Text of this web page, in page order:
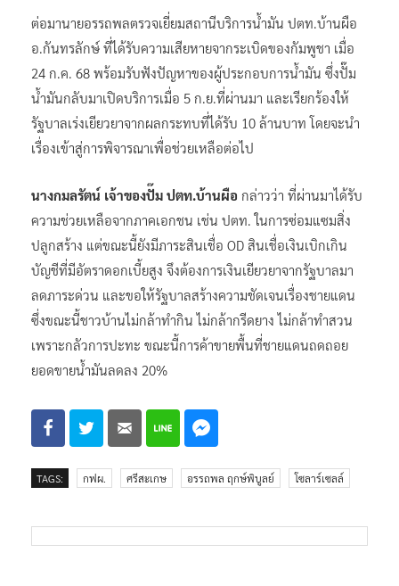
ต่อมานายอรรถพลตรวจเยี่ยมสถานีบริการน้ำมัน ปตท.บ้านผือ
อ.กันทรลักษ์ ที่ได้รับความเสียหายจากระเบิดของกัมพูชา เมื่อ
24 ก.ค. 68 พร้อมรับฟังปัญหาของผู้ประกอบการน้ำมัน ซึ่งปั๊ม
น้ำมันกลับมาเปิดบริการเมื่อ 5 ก.ย.ที่ผ่านมา และเรียกร้องให้
รัฐบาลเร่งเยียวยาจากผลกระทบที่ได้รับ 10 ล้านบาท โดยจะนำ
เรื่องเข้าสู่การพิจารณาเพื่อช่วยเหลือต่อไป
นางกมลรัตน์ เจ้าของปั๊ม ปตท.บ้านผือ กล่าวว่า ​ที่ผ่านมาได้รับ
ความช่วยเหลือจากภาคเอกชน เช่น ปตท. ในการซ่อมแซมสิ่ง
ปลูกสร้าง​ แต่ขณะนี้ยังมีภาระสินเชื่อ OD สินเชื่อเงินเบิกเกิน
บัญชีที่มีอัตราดอกเบี้ยสูง ​จึงต้องการเงินเยียวยาจากรัฐบาลมา
ลดภาระด่วน​ และขอให้รัฐบาลสร้างความชัดเจนเรื่องชายแดน
ซึ่งขณะนี้ชาวบ้านไม่กล้าทำกิน ไม่กล้ากรีดยาง ไม่กล้าทำสวน
เพราะกลัวการปะทะ ขณะนี้การค้าขายพื้นที่ชายแดน​ถดถอย
ยอดขายน้ำมันลดลง 20%
TAGS: กฟผ. ศรีสะเกษ อรรถพล ฤกษ์พิบูลย์ โซลาร์เซลล์